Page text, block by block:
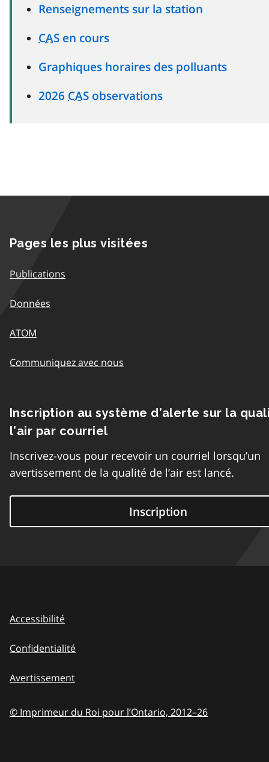
Renseignements sur la station
CAS en cours
Graphiques horaires des polluants
2026 CAS observations
Pages les plus visitées
Publications
Données
ATOM
Communiquez avec nous
Inscription au système d’alerte sur la
l’air par courriel
Inscrivez-vous pour recevoir un courriel lorsqu’un
avertissement de la qualité de l’air est lancé.
Inscription
Accessibilité
Confidentialité
Avertissement
© Imprimeur du Roi pour l’Ontario, 2012–26